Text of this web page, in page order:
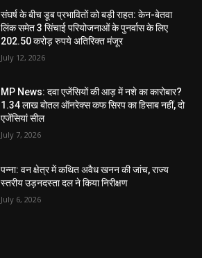
संघर्ष के बीच डूब प्रभावितों को बड़ी राहत: केन-बेतवा
लिंक समेत 3 सिंचाई परियोजनाओं के पुनर्वास के लिए
202.50 करोड़ रुपये अतिरिक्त मंजूर
July 12, 2026
MP News: दवा एजेंसियों की आड़ में नशे का कारोबार?
1.34 लाख बोतल ऑनरेक्स कफ सिरप का हिसाब नहीं, दो
एजेंसियां सील
July 7, 2026
पन्ना: वन क्षेत्र में कथित अवैध खनन की जांच, राज्य
स्तरीय उड़नदस्ता दल ने किया निरीक्षण
July 6, 2026